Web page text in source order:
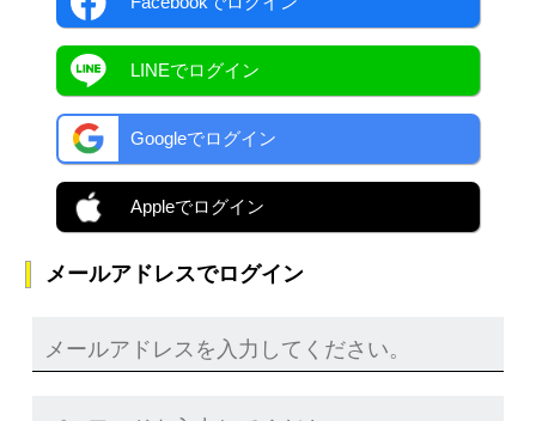
LINEでログイン
Googleでログイン
Appleでログイン
メールアドレスでログイン